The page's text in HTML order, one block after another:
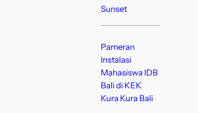
Sunset
Pameran
Instalasi
Mahasiswa IDB
Bali di KEK
Kura Kura Bali